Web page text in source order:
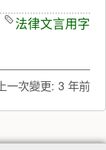
法律文言用字
上一次變更: 3 年前